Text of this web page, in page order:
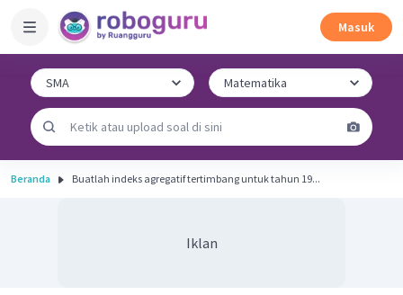
Masuk
Beranda Buatlah indeks agregatif tertimbang untuk tahun 19...
Iklan